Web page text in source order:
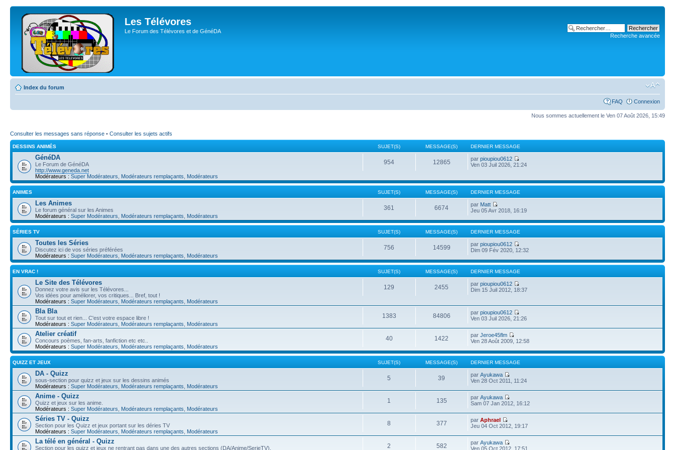
Les Télévores
Le Forum des Télévores et de GénéDA
Recherche avancée
Index du forum
FAQ Connexion
Nous sommes actuellement le Ven 07 Août 2026, 15:49
Consulter les messages sans réponse • Consulter les sujets actifs
DESSINS ANIMÉS SUJET(S) MESSAGE(S) DERNIER MESSAGE
GénéDA
Le Forum de GénéDA
http://www.geneda.net
Modérateurs : Super Modérateurs Modérateurs remplaçants Modérateurs
954 12865 parpioupiou0612
Ven 03 Juil 2026, 21:24
ANIMES SUJET(S) MESSAGE(S) DERNIER MESSAGE
Les Animes
Le forum général sur les Animes
Modérateurs : Super Modérateurs Modérateurs remplaçants Modérateurs
361 6674 par Matt
Jeu 05 Avr 2018, 16:19
SÉRIES TV SUJET(S) MESSAGE(S) DERNIER MESSAGE
Toutes les Séries
Discutez ici de vos séries préférées
Modérateurs : Super Modérateurs Modérateurs remplaçants Modérateurs
756 14599 parpioupiou0612
Dim 09 Fév 2020, 12:32
EN VRAC ! SUJET(S) MESSAGE(S) DERNIER MESSAGE
Le Site des Télévores
Donnez votre avis sur les Télévores...
Vos idées pour améliorer, vos critiques... Bref, tout !
Modérateurs : Super Modérateurs Modérateurs remplaçants Modérateurs
129 2455 parpioupiou0612
Dim 15 Juil 2012, 18:37
Bla Bla
Tout sur tout et rien... C'est votre espace libre !
Modérateurs : Super Modérateurs Modérateurs remplaçants Modérateurs
1383 84806 parpioupiou0612
Ven 03 Juil 2026, 21:26
Atelier créatif
Concours poèmes, fan-arts, fanfiction etc etc..
Modérateurs : Super Modérateurs Modérateurs remplaçants Modérateurs
40 1422 parJeroe45flm
Ven 28 Août 2009, 12:58
QUIZZ ET JEUX SUJET(S) MESSAGE(S) DERNIER MESSAGE
DA - Quizz
sous-section pour quizz et jeux sur les dessins animés
Modérateurs : Super Modérateurs Modérateurs remplaçants Modérateurs
5 39 parAyukawa
Ven 28 Oct 2011, 11:24
Anime - Quizz
Quizz et jeux sur les anime.
Modérateurs : Super Modérateurs Modérateurs remplaçants Modérateurs
1 135 parAyukawa
Sam 07 Jan 2012, 16:12
Séries TV - Quizz
Section pour les Quizz et jeux portant sur les déries TV
Modérateurs : Super Modérateurs Modérateurs remplaçants Modérateurs
8 377 parAphrael
Jeu 04 Oct 2012, 19:17
La télé en général - Quizz
Section pour les quizz et jeux ne rentrant pas dans une des autres sections (DA/Anime/SerieTV). 2 582 parAyukawa
Ven 05 Oct 2012, 17:51